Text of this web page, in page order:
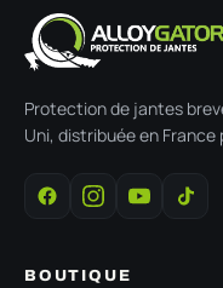
Protection de jantes
Uni, distribuée en France
BOUTIQUE